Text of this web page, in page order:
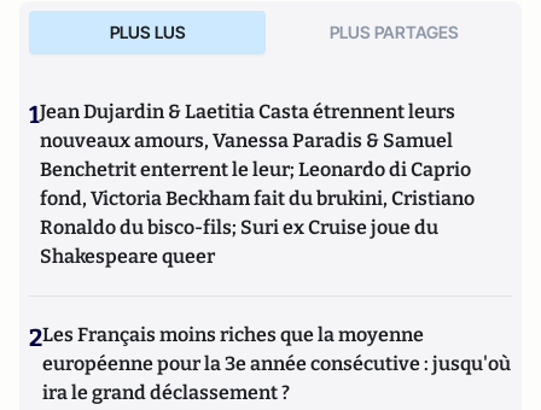
PLUS LUS PLUS PARTAGES
1Jean Dujardin & Laetitia Casta étrennent leurs
nouveaux amours, Vanessa Paradis & Samuel
Benchetrit enterrent le leur; Leonardo di Caprio
fond, Victoria Beckham fait du brukini, Cristiano
Ronaldo du bisco-fils; Suri ex Cruise joue du
Shakespeare queer
2Les Français moins riches que la moyenne
européenne pour la 3e année consécutive : jusqu'où
ira le grand déclassement ?